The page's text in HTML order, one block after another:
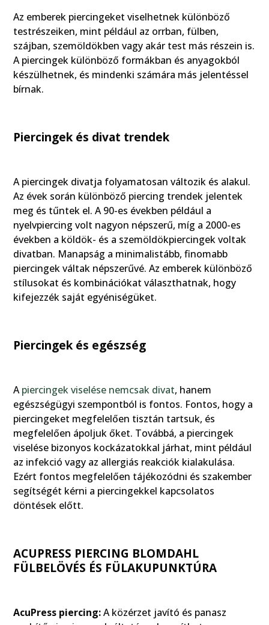
Az emberek piercingeket viselhetnek különböző
testrészeiken, mint például az orrban, fülben,
szájban, szemöldökben vagy akár test más részein is.
A piercingek különböző formákban és anyagokból
készülhetnek, és mindenki számára más jelentéssel
bírnak.
Piercingek és divat trendek
A piercingek divatja folyamatosan változik és alakul.
Az évek során különböző piercing trendek jelentek
meg és tűntek el. A 90-es években például a
nyelvpiercing volt nagyon népszerű, míg a 2000-es
években a köldök- és a szemöldökpiercingek voltak
divatban. Manapság a minimalistább, finomabb
piercingek váltak népszerűvé. Az emberek különböző
stílusokat és kombinációkat választhatnak, hogy
kifejezzék saját egyéniségüket.
Piercingek és egészség
Apiercingek viselése nemcsak divat, hanem
egészségügyi szempontból is fontos. Fontos, hogy a
piercingeket megfelelően tisztán tartsuk, és
megfelelően ápoljuk őket. Továbbá, a piercingek
viselése bizonyos kockázatokkal járhat, mint például
az infekció vagy az allergiás reakciók kialakulása.
Ezért fontos megfelelően tájékozódni és szakember
segítségét kérni a piercingekkel kapcsolatos
döntések előtt.
ACUPRESS PIERCING BLOMDAHL
FÜLBELÖVÉS ÉS FÜLAKUPUNKTÚRA
AcuPress piercing:A közérzet javító és panasz